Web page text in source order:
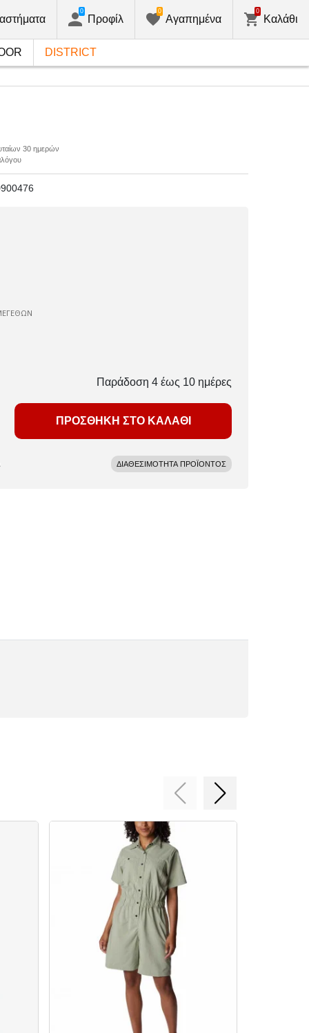
Προφίλ
0
Αγαπημένα
0
Καλάθι
0
DISTRICT
30 ημερών
Παράδοση 4 έως 10 ημέρες
ΠΡΟΣΘΗΚΗ ΣΤΟ ΚΑΛΑΘΙ
ΔΙΑΘΕΣΙΜΟΤΗΤΑ ΠΡΟΪΟΝΤΟΣ